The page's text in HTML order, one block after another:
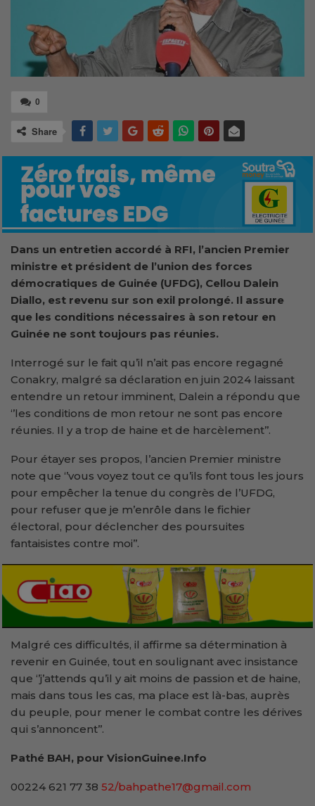
0
Share
Dans un entretien accordé à RFI, l’ancien Premier
ministre et président de l’union des forces
démocratiques de Guinée (UFDG), Cellou Dalein
Diallo, est revenu sur son exil prolongé. Il assure
que les conditions nécessaires à son retour en
Guinée ne sont toujours pas réunies.
Interrogé sur le fait qu’il n’ait pas encore regagné
Conakry, malgré sa déclaration en juin 2024 laissant
entendre un retour imminent, Dalein a répondu que
‘’les conditions de mon retour ne sont pas encore
réunies. Il y a trop de haine et de harcèlement’’.
Pour étayer ses propos, l’ancien Premier ministre
note que ‘’vous voyez tout ce qu’ils font tous les jours
pour empêcher la tenue du congrès de l’UFDG,
pour refuser que je m’enrôle dans le fichier
électoral, pour déclencher des poursuites
fantaisistes contre moi’’.
Malgré ces difficultés, il affirme sa détermination à
revenir en Guinée, tout en soulignant avec insistance
que ‘’j’attends qu’il y ait moins de passion et de haine,
mais dans tous les cas, ma place est là-bas, auprès
du peuple, pour mener le combat contre les dérives
qui s’annoncent’’.
Pathé BAH, pour VisionGuinee.Info
00224 621 77 38 52/bahpathe17@gmail.com